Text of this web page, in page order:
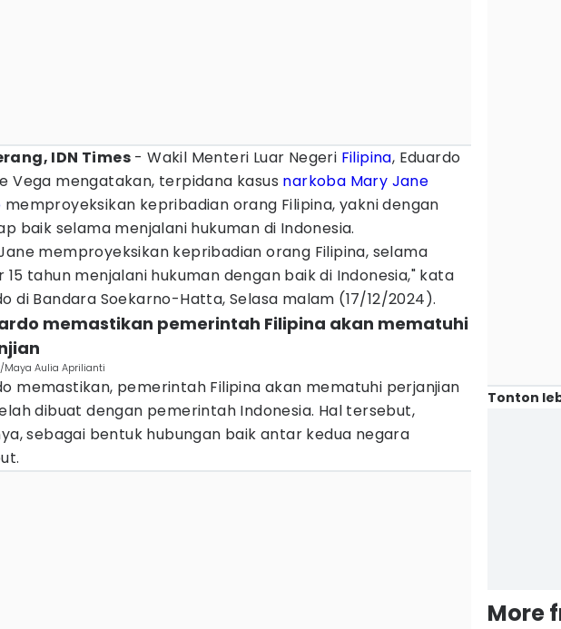
IDN Times - Wakil Menteri Luar Negeri Filipina, Eduardo
Vega mengatakan, terpidana kasus narkoba Mary Jane
memproyeksikan kepribadian orang Filipina, yakni dengan
baik selama menjalani hukuman di Indonesia.
memproyeksikan kepribadian orang Filipina, selama
15 tahun menjalani hukuman dengan baik di Indonesia," kata
di Bandara Soekarno-Hatta, Selasa malam (17/12/2024).
memastikan pemerintah Filipina akan mematuhi
Maya Aulia Aprilianti
memastikan, pemerintah Filipina akan mematuhi perjanjian
dibuat dengan pemerintah Indonesia. Hal tersebut,
sebagai bentuk hubungan baik antar kedua negara
Tonton
More